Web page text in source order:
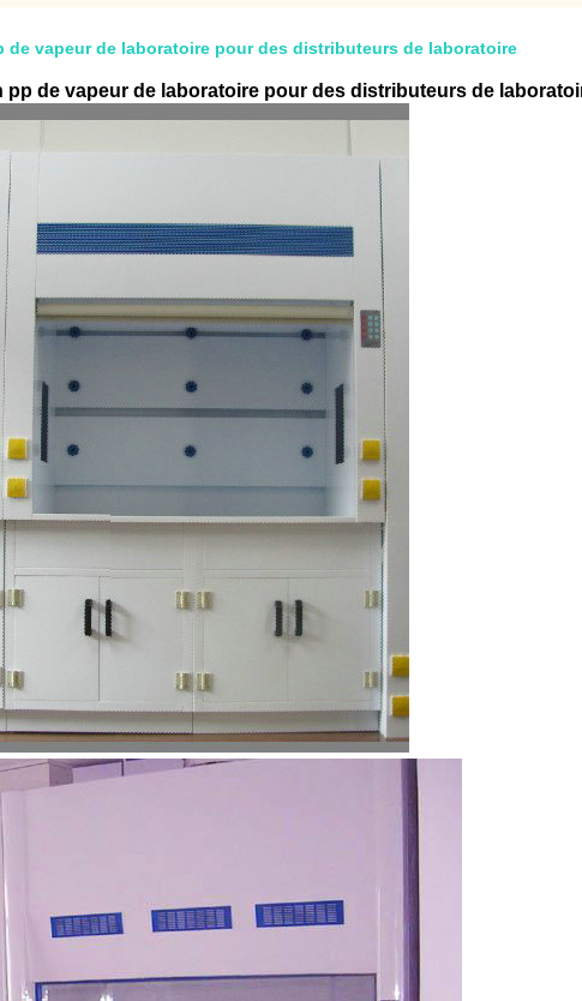
de vapeur de laboratoire pour des distributeurs de laboratoire
pp de vapeur de laboratoire pour des distributeurs de